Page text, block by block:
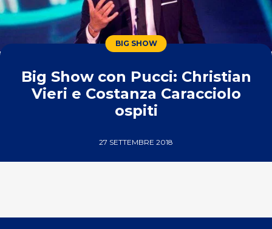
BIG SHOW
Big Show con Pucci: Christian
Vieri e Costanza Caracciolo
ospiti
27 SETTEMBRE 2018